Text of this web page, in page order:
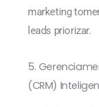
marketing
leads priorizar.
5.
(CRM)